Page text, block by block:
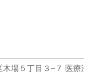
場５丁目３−７ 医療